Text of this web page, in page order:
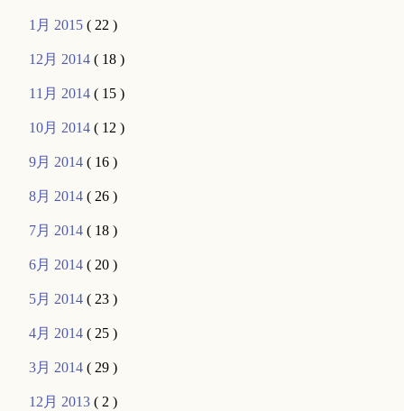
1月 2015( 22 )
12月 2014( 18 )
11月 2014( 15 )
10月 2014( 12 )
9月 2014( 16 )
8月 2014( 26 )
7月 2014( 18 )
6月 2014( 20 )
5月 2014( 23 )
4月 2014( 25 )
3月 2014( 29 )
12月 2013( 2 )